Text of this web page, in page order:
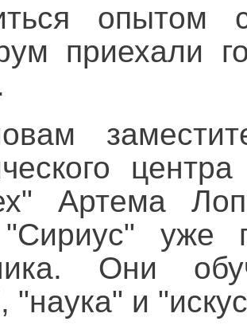
опытом
приехали
Артема
уже
Они
"наука" и